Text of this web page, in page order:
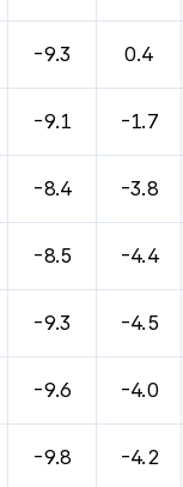
-9.3 0.4
-9.1 -1.7
-8.4 -3.8
-8.5 -4.4
-9.3 -4.5
-9.6 -4.0
-9.8 -4.2